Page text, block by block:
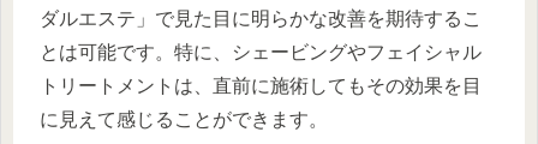
ダルエステ」で見た目に明らかな改善を期待するこ
とは可能です。特に、シェービングやフェイシャル
トリートメントは、直前に施術してもその効果を目
に見えて感じることができます。